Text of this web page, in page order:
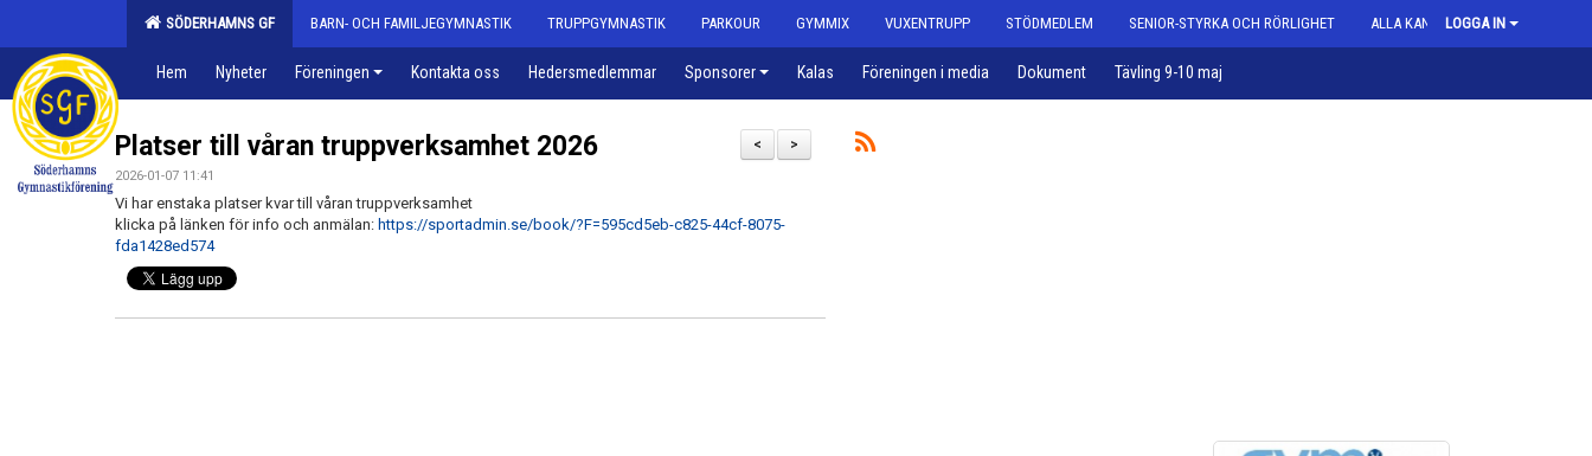
SÖDERHAMNS GF BARN- OCH FAMILJEGYMNASTIK TRUPPGYMNASTIK PARKOUR GYMMIX VUXENTRUPP STÖDMEDLEM SENIOR-STYRKA OCH RÖRLIGHET ALLA KAN GYMPA
LOGGA IN
Hem Nyheter Föreningen Kontakta oss Hedersmedlemmar Sponsorer Kalas Föreningen i media Dokument Tävling 9-10 maj
>
<
Platser till våran truppverksamhet 2026
2026-01-07 11:41
Vi har enstaka platser kvar till våran truppverksamhet
klicka på länken för info och anmälan: https://sportadmin.se/book/?F=595cd5eb-c825-44cf-8075-
fda1428ed574